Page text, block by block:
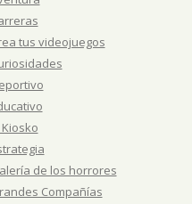
tus videojuegos
Kiosko
de los horrores
Compañías